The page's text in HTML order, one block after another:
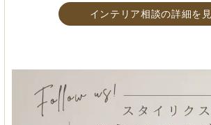
インテリア相談の詳細を